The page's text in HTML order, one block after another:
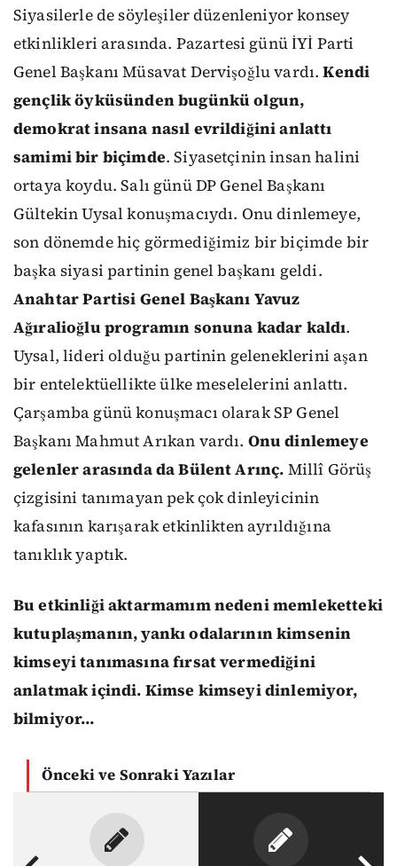
Siyasilerle de söyleşiler düzenleniyor konsey
etkinlikleri arasında. Pazartesi günü İYİ Parti
Genel Başkanı Müsavat Dervişoğlu vardı.Kendi
gençlik öyküsünden bugünkü olgun,
demokrat insana nasıl evrildiğini anlattı
samimi bir biçimde. Siyasetçinin insan halini
ortaya koydu. Salı günü DP Genel Başkanı
Gültekin Uysal konuşmacıydı. Onu dinlemeye,
son dönemde hiç görmediğimiz bir biçimde bir
başka siyasi partinin genel başkanı geldi.
Anahtar Partisi Genel Başkanı Yavuz
Ağıralioğlu programın sonuna kadar kaldı.
Uysal, lideri olduğu partinin geleneklerini aşan
bir entelektüellikte ülke meselelerini anlattı.
Çarşamba günü konuşmacı olarak SP Genel
Başkanı Mahmut Arıkan vardı. Onu dinlemeye
gelenler arasında da Bülent Arınç. Millî Görüş
çizgisini tanımayan pek çok dinleyicinin
kafasının karışarak etkinlikten ayrıldığına
tanıklık yaptık.
Bu etkinliği aktarmamım nedeni memleketteki
kutuplaşmanın, yankı odalarının kimsenin
kimseyi tanımasına fırsat vermediğini
anlatmak içindi. Kimse kimseyi dinlemiyor,
bilmiyor…
Önceki ve Sonraki Yazılar